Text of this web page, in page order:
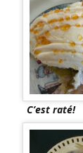
C’est raté!